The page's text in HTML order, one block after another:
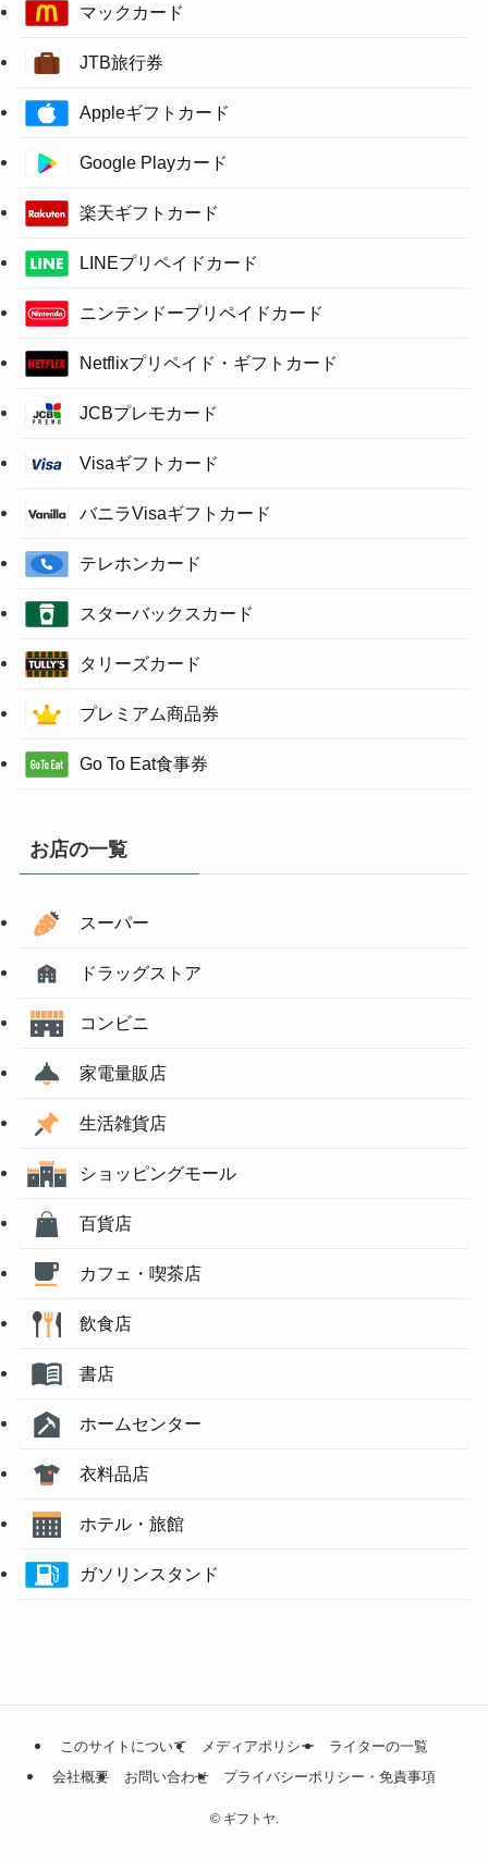
マックカード
JTB旅行券
Appleギフトカード
Google Playカード
楽天ギフトカード
LINEプリペイドカード
ニンテンドープリペイドカード
Netflixプリペイド・ギフトカード
JCBプレモカード
Visaギフトカード
バニラVisaギフトカード
テレホンカード
スターバックスカード
タリーズカード
プレミアム商品券
Go To Eat食事券
お店の一覧
スーパー
ドラッグストア
コンビニ
家電量販店
生活雑貨店
ショッピングモール
百貨店
カフェ・喫茶店
飲食店
書店
ホームセンター
衣料品店
ホテル・旅館
ガソリンスタンド
このサイトについて メディアポリシー
ライターの一覧
会社概要
お問い合わせ プライバシーポリシー・免責事項
©ギフトヤ.